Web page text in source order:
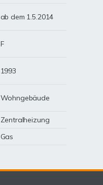
ab dem 1.5.2014
F
1993
Wohngebäude
Zentralheizung
Gas